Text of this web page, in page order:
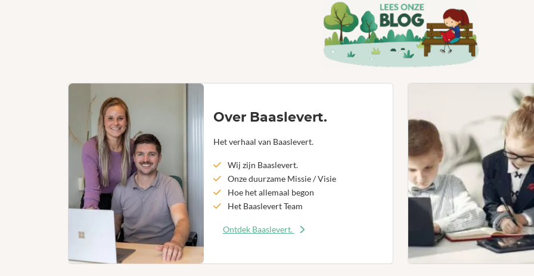
Over Baaslevert.
Het verhaal van Baaslevert.
Wij zijn Baaslevert.
Onze duurzame Missie / Visie
Hoe het allemaal begon
Het Baaslevert Team
Ontdek Baaslevert.